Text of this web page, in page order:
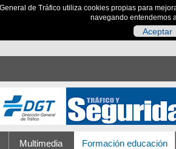
de Tráfico utiliza cookies propias para
navegando entendemos
Aceptar
Multimedia Formación educación